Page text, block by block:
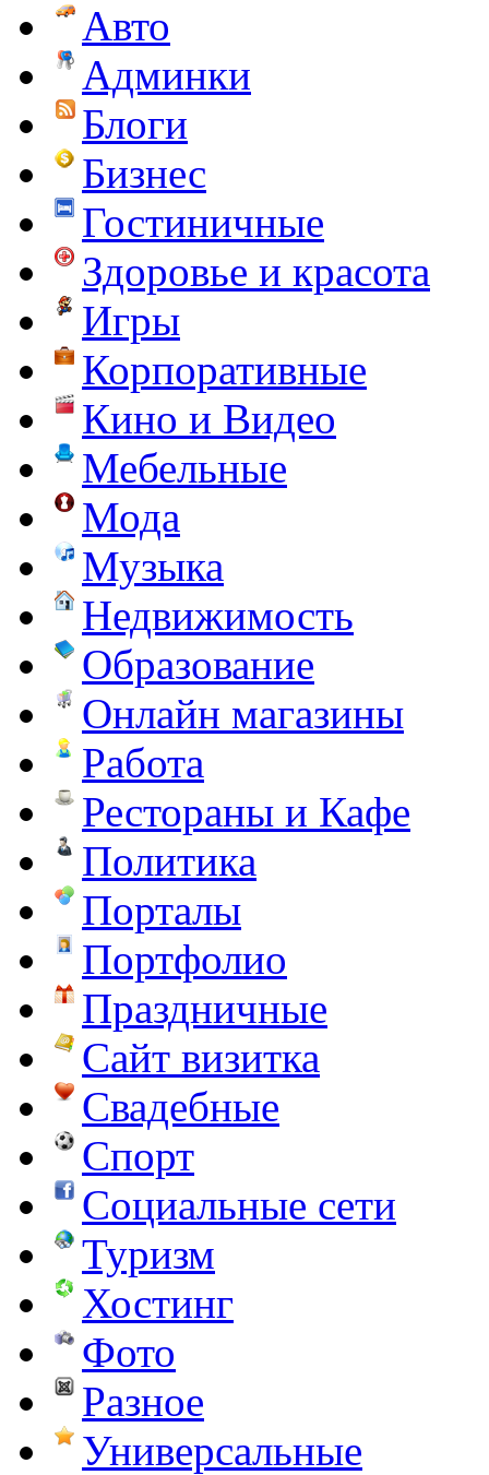
Авто
Админки
Блоги
Бизнес
Гостиничные
Здоровье и красота
Игры
Корпоративные
Кино и Видео
Мебельные
Мода
Музыка
Недвижимость
Образование
Онлайн магазины
Работа
Рестораны и Кафе
Политика
Порталы
Портфолио
Праздничные
Сайт визитка
Свадебные
Спорт
Социальные сети
Туризм
Хостинг
Фото
Разное
Универсальные